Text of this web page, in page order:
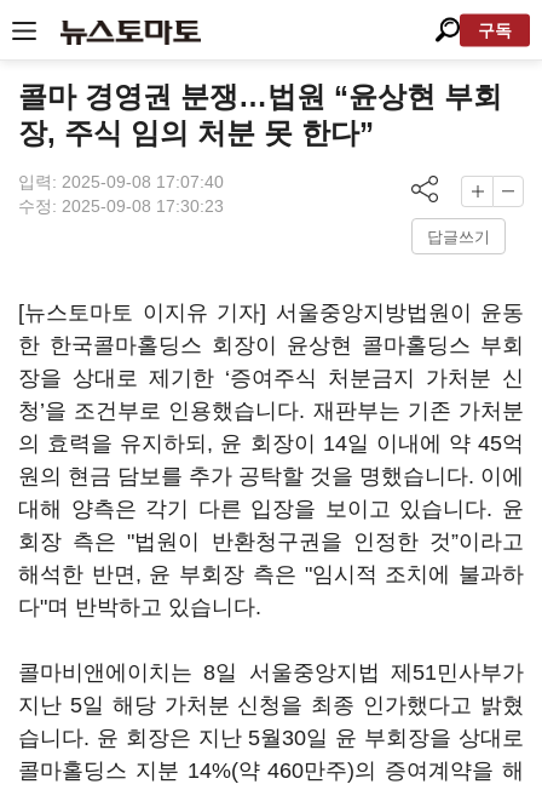
구독
콜마 경영권 분쟁…법원 “윤상현 부회
장, 주식 임의 처분 못 한다”
입력: 2025-09-08 17:07:40
수정: 2025-09-08 17:30:23
답글쓰기
[뉴스토마토 이지유 기자] 서울중앙지방법원이 윤동
한 한국콜마홀딩스 회장이 윤상현 콜마홀딩스 부회
장을 상대로 제기한 ‘증여주식 처분금지 가처분 신
청’을 조건부로 인용했습니다. 재판부는 기존 가처분
의 효력을 유지하되, 윤 회장이 14일 이내에 약 45억
원의 현금 담보를 추가 공탁할 것을 명했습니다. 이에
대해 양측은 각기 다른 입장을 보이고 있습니다. 윤
회장 측은 "법원이 반환청구권을 인정한 것”이라고
해석한 반면, 윤 부회장 측은 "임시적 조치에 불과하
다"며 반박하고 있습니다.
콜마비앤에이치는 8일 서울중앙지법 제51민사부가
지난 5일 해당 가처분 신청을 최종 인가했다고 밝혔
습니다. 윤 회장은 지난 5월30일 윤 부회장을 상대로
콜마홀딩스 지분 14%(약 460만주)의 증여계약을 해